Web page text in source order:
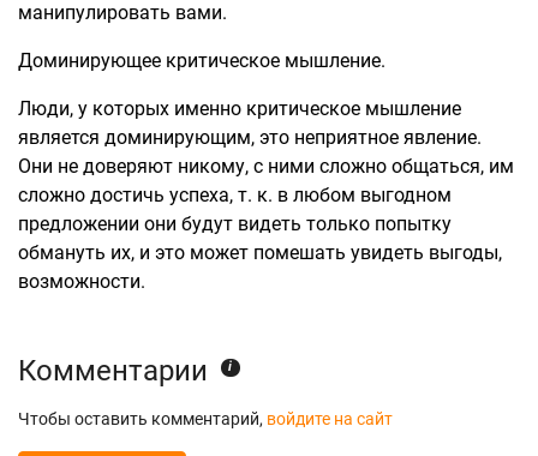
манипулировать вами.
Доминирующее критическое мышление.
Люди, у которых именно критическое мышление
является доминирующим, это неприятное явление.
Они не доверяют никому, с ними сложно общаться, им
сложно достичь успеха, т. к. в любом выгодном
предложении они будут видеть только попытку
обмануть их, и это может помешать увидеть выгоды,
возможности.
Комментарии i
Чтобы оставить комментарий, войдите на сайт